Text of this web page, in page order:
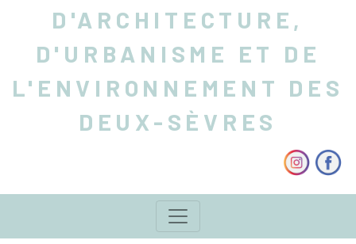
D'ARCHITECTURE,
D'URBANISME ET DE
L'ENVIRONNEMENT DES
DEUX-SÈVRES